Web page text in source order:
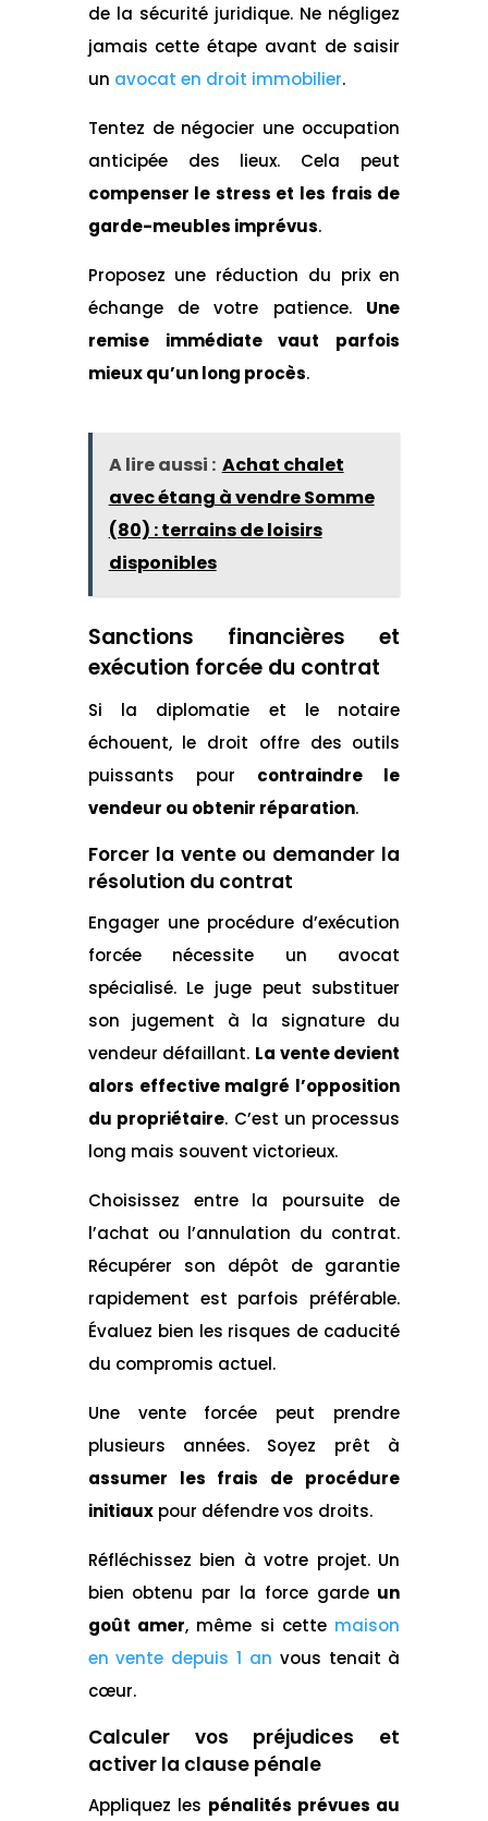
de la sécurité juridique. Ne négligez
jamais cette étape avant de saisir
un avocat en droit immobilier.
Tentez de négocier une occupation
anticipée des lieux. Cela peut
compenser le stress et les frais de
garde-meubles imprévus.
Proposez une réduction du prix en
échange de votre patience. Une
remise immédiate vaut parfois
mieux qu’un long procès.
A lire aussi : Achat chalet
avec étang à vendre Somme
(80) : terrains de loisirs
disponibles
Sanctions financières et
exécution forcée du contrat
Si la diplomatie et le notaire
échouent, le droit offre des outils
puissants pour contraindre le
vendeur ou obtenir réparation.
Forcer la vente ou demander la
résolution du contrat
Engager une procédure d’exécution
forcée nécessite un avocat
spécialisé. Le juge peut substituer
son jugement à la signature du
vendeur défaillant. La vente devient
alors effective malgré l’opposition
du propriétaire. C’est un processus
long mais souvent victorieux.
Choisissez entre la poursuite de
l’achat ou l’annulation du contrat.
Récupérer son dépôt de garantie
rapidement est parfois préférable.
Évaluez bien les risques de caducité
du compromis actuel.
Une vente forcée peut prendre
plusieurs années. Soyez prêt à
assumer les frais de procédure
initiauxpour défendre vos droits.
Réfléchissez bien à votre projet. Un
bien obtenu par la force garde un
goût amer, même si cette maison
en vente depuis 1 an vous tenait à
cœur.
Calculer vos préjudices et
activer la clause pénale
Appliquez les pénalités prévues au